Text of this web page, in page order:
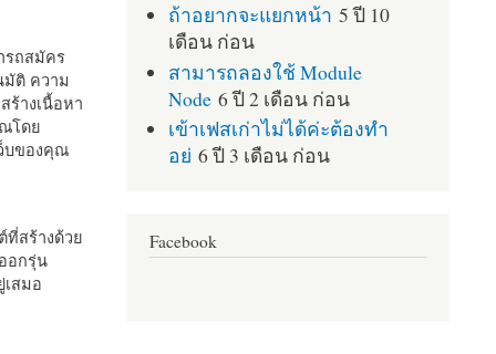
รถสมัคร
มัติ ความ
ร้างเนื้อหา
ณโดย
บของคุณ
ที่สร้างด้วย
อกรุ่น
สมอ
ถ้าอยากจะแยกหน้า 5 ปี 10
เดือน ก่อน
สามารถลองใช้ Module
Node 6 ปี 2 เดือน ก่อน
เข้าเฟสเก่าไม่ได้ค่ะต้องทำ
อย่ 6 ปี 3 เดือน ก่อน
Facebook